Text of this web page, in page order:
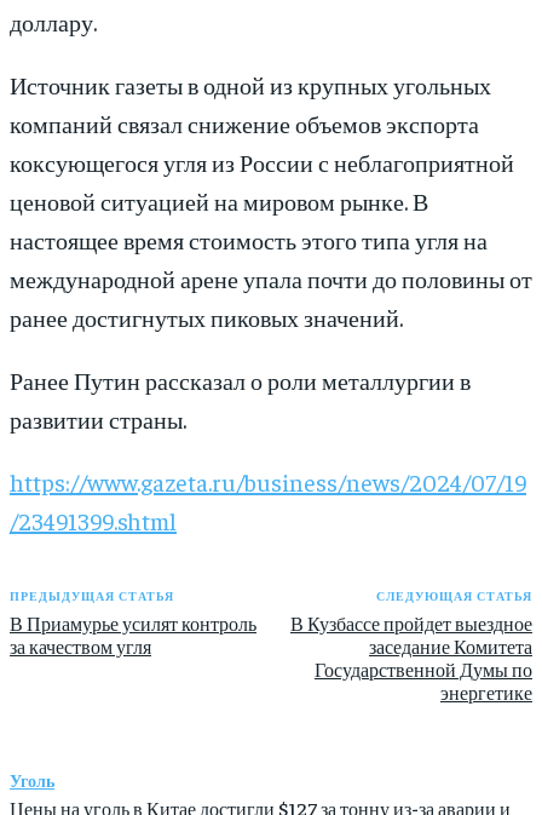
доллару.
Источник газеты в одной из крупных угольных
компаний связал снижение объемов экспорта
коксующегося угля из России с неблагоприятной
ценовой ситуацией на мировом рынке. В
настоящее время стоимость этого типа угля на
международной арене упала почти до половины от
ранее достигнутых пиковых значений.
Ранее Путин рассказал о роли металлургии в
развитии страны.
https://www.gazeta.ru/business/news/2024/07/19
/23491399.shtml
ПРЕДЫДУЩАЯ СТАТЬЯ
В Приамурье усилят контроль
за качеством угля
СЛЕДУЮЩАЯ СТАТЬЯ
В Кузбассе пройдет выездное
заседание Комитета
Государственной Думы по
энергетике
Уголь
Цены на уголь в Китае достигли $127 за тонну из-за аварии и